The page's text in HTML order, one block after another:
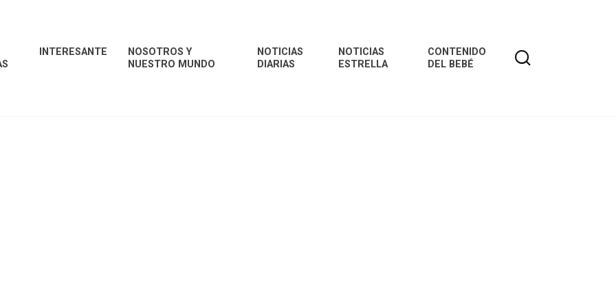
INTERESANTE
NOSOTROS Y
NUESTRO MUNDO
NOTICIAS
DIARIAS
NOTICIAS
ESTRELLA
CONTENIDO
DEL BEBÉ